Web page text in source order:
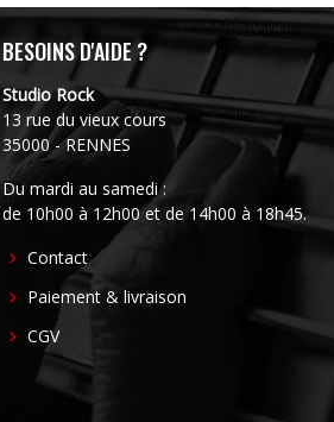
BESOINS D'AIDE ?
Studio Rock
13 rue du vieux cours
35000 - RENNES
Du mardi au samedi :
de 10h00 à 12h00 et de 14h00 à 18h45.
FOOTER
CENTER
Contact
Paiement & livraison
CGV